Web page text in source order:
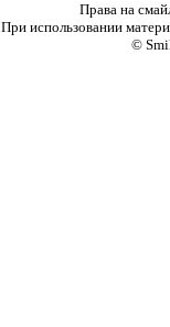
Права на
При использовании
©